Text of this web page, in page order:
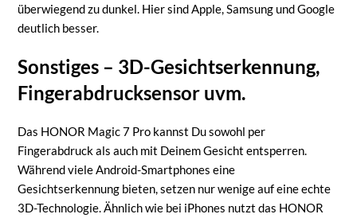
überwiegend zu dunkel. Hier sind Apple, Samsung und Google
deutlich besser.
Sonstiges – 3D-Gesichtserkennung,
Fingerabdrucksensor uvm.
Das HONOR Magic 7 Pro kannst Du sowohl per
Fingerabdruck als auch mit Deinem Gesicht entsperren.
Während viele Android-Smartphones eine
Gesichtserkennung bieten, setzen nur wenige auf eine echte
3D-Technologie. Ähnlich wie bei iPhones nutzt das HONOR